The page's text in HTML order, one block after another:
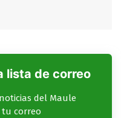
lista de correo
del Maule
correo